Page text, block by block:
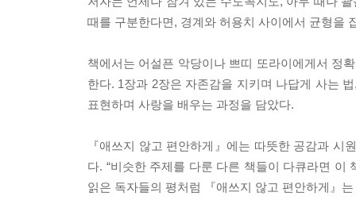
때를 구분한다면, 경계와 허용치 사이에서 균형을
책에서는 어설픈 악당이나 쁘띠 또라이에게서 정
한다. 1장과 2장은 자존감을 지키며 나답게 사는
표현하며 사랑을 배우는 과정을 담았다.
『애쓰지 않고 편안하게』에는 따뜻한 공감과
다. “비슷한 주제를 다룬 다른 책들이 다큐라면
읽은 독자들의 평처럼 『애쓰지 않고 편안하게』